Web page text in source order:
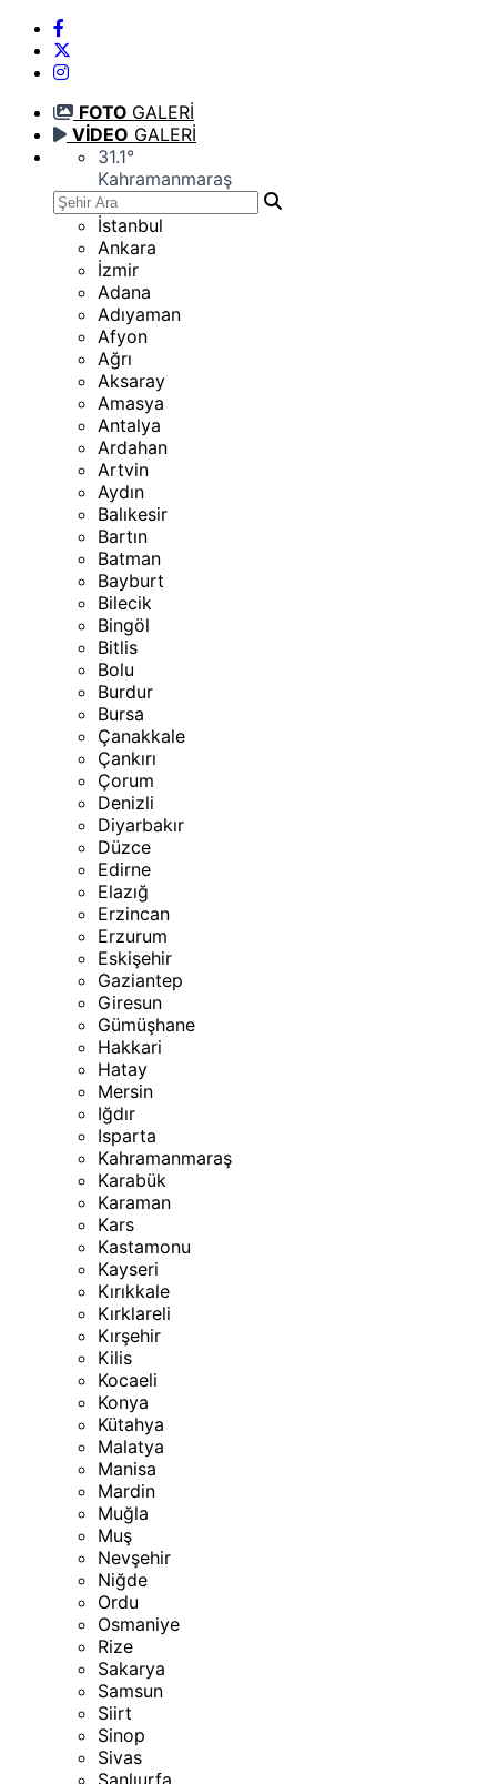
FOTO GALERİ
VİDEO GALERİ
31.1°
Kahramanmaraş
İstanbul
Ankara
İzmir
Adana
Adıyaman
Afyon
Ağrı
Aksaray
Amasya
Antalya
Ardahan
Artvin
Aydın
Balıkesir
Bartın
Batman
Bayburt
Bilecik
Bingöl
Bitlis
Bolu
Burdur
Bursa
Çanakkale
Çankırı
Çorum
Denizli
Diyarbakır
Düzce
Edirne
Elazığ
Erzincan
Erzurum
Eskişehir
Gaziantep
Giresun
Gümüşhane
Hakkari
Hatay
Mersin
Iğdır
Isparta
Kahramanmaraş
Karabük
Karaman
Kars
Kastamonu
Kayseri
Kırıkkale
Kırklareli
Kırşehir
Kilis
Kocaeli
Konya
Kütahya
Malatya
Manisa
Mardin
Muğla
Muş
Nevşehir
Niğde
Ordu
Osmaniye
Rize
Sakarya
Samsun
Siirt
Sinop
Sivas
Şanlıurfa